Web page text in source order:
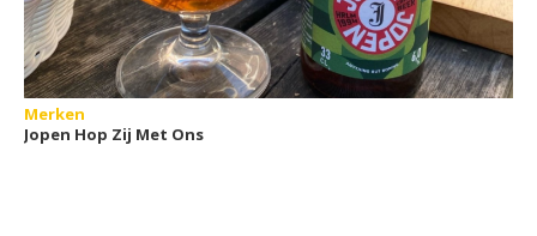
Merken
Jopen Hop Zij Met Ons